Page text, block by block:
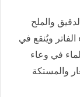
والملح
ويُنقع في
في وعاء
والمستكة